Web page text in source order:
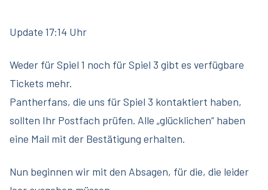
Update 17:14 Uhr
Weder für Spiel 1 noch für Spiel 3 gibt es verfügbare
Tickets mehr.
Pantherfans, die uns für Spiel 3 kontaktiert haben,
sollten Ihr Postfach prüfen. Alle „glücklichen“ haben
eine Mail mit der Bestätigung erhalten.
Nun beginnen wir mit den Absagen, für die, die leider